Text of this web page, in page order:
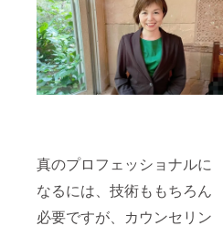
真のプロフェッショナルに
なるには、技術ももちろん
必要ですが、カウンセリン